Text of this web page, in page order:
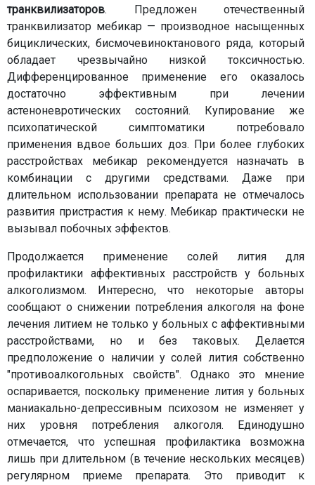
транквилизаторов. Предложен отечественный
транквилизатор мебикар — производное насыщенных
бициклических, бисмочевиноктанового ряда, который
обладает чрезвычайно низкой токсичностью.
Дифференцированное применение его оказалось
достаточно эффективным при лечении
астеноневротических состояний. Купирование же
психопатической симптоматики потребовало
применения вдвое больших доз. При более глубоких
расстройствах мебикар рекомендуется назначать в
комбинации с другими средствами. Даже при
длительном использовании препарата не отмечалось
развития пристрастия к нему. Мебикар практически не
вызывал побочных эффектов.
Продолжается применение солей лития для
профилактики аффективных расстройств у больных
алкоголизмом. Интересно, что некоторые авторы
сообщают о снижении потребления алкоголя на фоне
лечения литием не только у больных с аффективными
расстройствами, но и без таковых. Делается
предположение о наличии у солей лития собственно
"противоалкогольных свойств". Однако это мнение
оспаривается, поскольку применение лития у больных
маниакально-депрессивным психозом не изменяет у
них уровня потребления алкоголя. Единодушно
отмечается, что успешная профилактика возможна
лишь при длительном (в течение нескольких месяцев)
регулярном приеме препарата. Это приводит к